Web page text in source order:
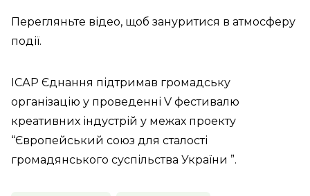
Перегляньте відео, щоб зануритися в атмосферу
події.
ІСАР Єднання підтримав громадську
організацію у проведенні V фестивалю
креативних індустрій у межах проекту
“Європейський союз для сталості
громадянського суспільства України ”.